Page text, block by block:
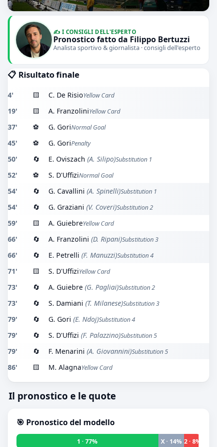
✍️ I CONSIGLI DELL'ESPERTO
Pronostico fatto da Filippo Bertuzzi
Analista sportivo & giornalista · consigli dell'esperto
📋 Risultato finale
4' 🟨 C. De RisioYellow Card
19' 🟨 A. FranzoliniYellow Card
37' ⚽ G. GoriNormal Goal
45' ⚽ G. GoriPenalty
50' 🔄 E. Oviszach (A. Silipo)Substitution 1
52' ⚽ S. D'UffiziNormal Goal
54' 🔄 G. Cavallini (A. Spinelli)Substitution 1
54' 🔄 G. Graziani (V. Coveri)Substitution 2
59' 🟨 A. GuiebreYellow Card
66' 🔄 A. Franzolini (D. Ripani)Substitution 3
66' 🔄 E. Petrelli (F. Manuzzi)Substitution 4
71' 🟨 S. D'UffiziYellow Card
73' 🔄 A. Guiebre (G. Pagliai)Substitution 2
73' 🔄 S. Damiani (T. Milanese)Substitution 3
79' 🔄 G. Gori (E. Ndoj)Substitution 4
79' 🔄 S. D'Uffizi (F. Palazzino)Substitution 5
79' 🔄 F. Menarini (A. Giovannini)Substitution 5
86' 🟨 M. AlagnaYellow Card
Il pronostico e le quote
🎯 Pronostico del modello
1 · 77% X · 14% 2 · 8%